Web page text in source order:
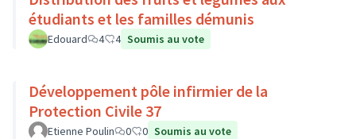
étudiants et les familles démunis
Edouard 4 4 Soumis au vote
Développement pôle infirmier de la
Protection Civile 37
Etienne Poulin 0 0 Soumis au vote